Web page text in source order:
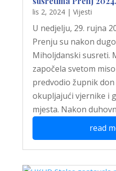
lis 2, 2024| Vijesti
U nedjelju, 29. rujna
Prenju su nakon
Miholjdanski susreti.
započela svetom
predvodio župnik
okupljajući vjernike i
mjesta. Nakon
read